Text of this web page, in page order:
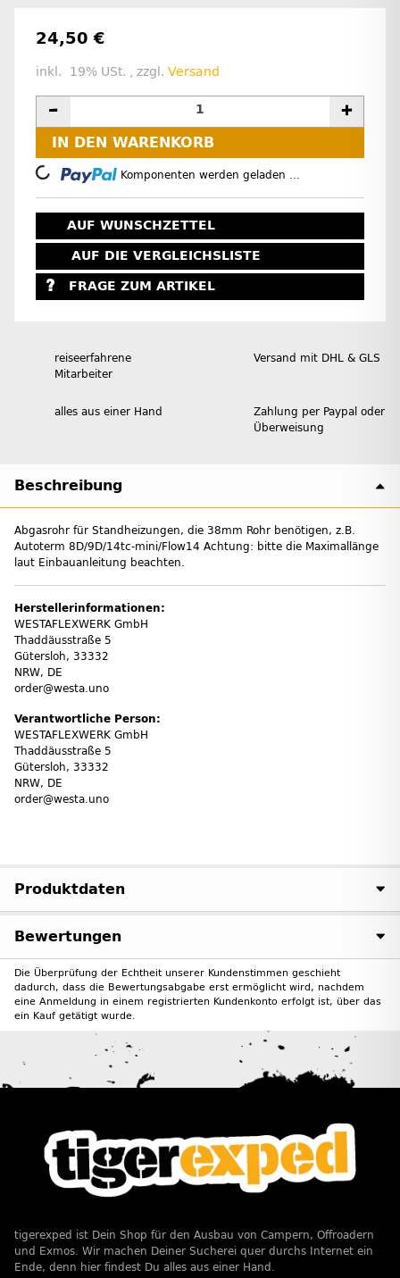
24,50 €
inkl. 19% USt. , zzgl. Versand
IN DEN WARENKORB
Loading... Komponenten werden geladen ...
AUF WUNSCHZETTEL
AUF DIE VERGLEICHSLISTE
FRAGE ZUM ARTIKEL
reiseerfahrene
Mitarbeiter
Versand mit DHL & GLS
alles aus einer Hand
Zahlung per Paypal oder
Überweisung
Beschreibung
Abgasrohr für Standheizungen, die 38mm Rohr benötigen, z.B.
Autoterm 8D/9D/14tc-mini/Flow14 Achtung: bitte die Maximallänge
laut Einbauanleitung beachten.
Herstellerinformationen:
WESTAFLEXWERK GmbH
Thaddäusstraße 5
Gütersloh, 33332
NRW, DE
order@westa.uno
Verantwortliche Person:
WESTAFLEXWERK GmbH
Thaddäusstraße 5
Gütersloh, 33332
NRW, DE
order@westa.uno
Produktdaten
Bewertungen
Die Überprüfung der Echtheit unserer Kundenstimmen geschieht
dadurch, dass die Bewertungsabgabe erst ermöglicht wird, nachdem
eine Anmeldung in einem registrierten Kundenkonto erfolgt ist, über das
ein Kauf getätigt wurde.
tigerexped ist Dein Shop für den Ausbau von Campern, Offroadern
und Exmos. Wir machen Deiner Sucherei quer durchs Internet ein
Ende, denn hier findest Du alles aus einer Hand.